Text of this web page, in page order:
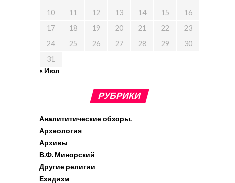
10
11 12 13 14 15
16
17
18 19 20 21 22
23
24
25 26 27 28 29
30
31
« Июл
РУБРИКИ
Аналититические обзоры.
Археология
Архивы
В.Ф. Минорский
Другие религии
Езидизм